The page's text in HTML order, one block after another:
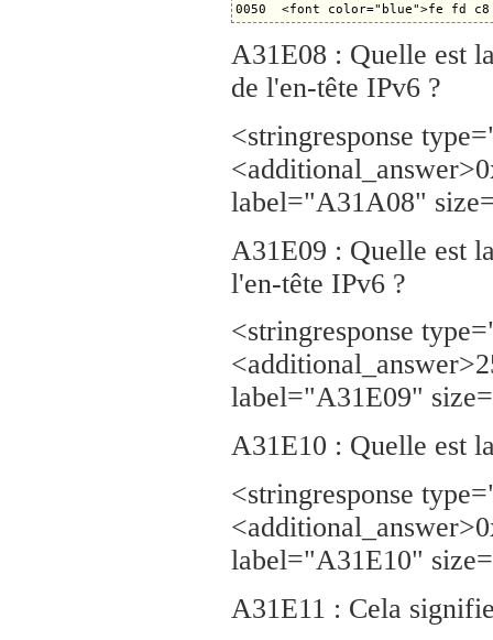
0050  <font color="blue">fe fd
A31E08 : Quelle est
de l'en-tête IPv6 ?
<stringresponse
label="A31A08"
A31E09 : Quelle est
l'en-tête IPv6 ?
<stringresponse
label="A31E09"
A31E10 : Quelle est
<stringresponse
label="A31E10"
A31E11 : Cela